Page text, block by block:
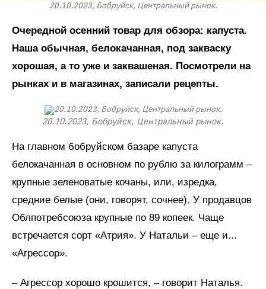
20.10.2023, Бобруйск, Центральный рынок.
Очередной осенний товар для обзора: капуста.
Наша обычная, белокачанная, под закваску
хорошая, а то уже и заквашеная. Посмотрели на
рынках и в магазинах, записали рецепты.
20.10.2023, Бобруйск, Центральный рынок.
На главном бобруйском базаре капуста
белокачанная в основном по рублю за килограмм –
крупные зеленоватые кочаны, или, изредка,
средние белые (они, говорят, сочнее). У продавцов
Облпотребсоюза крупные по 89 копеек. Чаще
встречается сорт «Атрия». У Натальи – еще и...
«Агрессор».
– Агрессор хорошо крошится, – говорит Наталья.